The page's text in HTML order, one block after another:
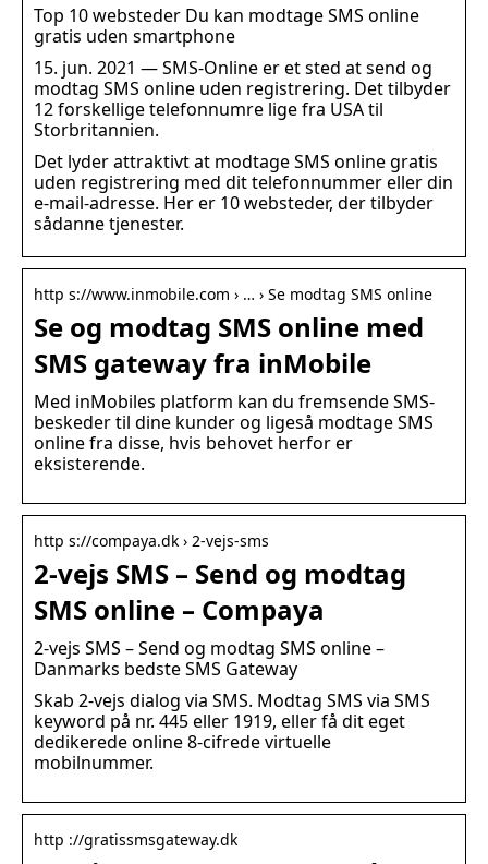
Top 10 websteder Du kan modtage SMS online
gratis uden smartphone
15. jun. 2021 — SMS-Online er et sted at send og
modtag SMS online uden registrering. Det tilbyder
12 forskellige telefonnumre lige fra USA til
Storbritannien.
Det lyder attraktivt at modtage SMS online gratis
uden registrering med dit telefonnummer eller din
e-mail-adresse. Her er 10 websteder, der tilbyder
sådanne tjenester.
http s://www.inmobile.com › … › Se modtag SMS online
Se og modtag SMS online med
SMS gateway fra inMobile
Med inMobiles platform kan du fremsende SMS-
beskeder til dine kunder og ligeså modtage SMS
online fra disse, hvis behovet herfor er
eksisterende.
http s://compaya.dk › 2-vejs-sms
2-vejs SMS – Send og modtag
SMS online – Compaya
2-vejs SMS – Send og modtag SMS online –
Danmarks bedste SMS Gateway
Skab 2-vejs dialog via SMS. Modtag SMS via SMS
keyword på nr. 445 eller 1919, eller få dit eget
dedikerede online 8-cifrede virtuelle
mobilnummer.
http ://gratissmsgateway.dk